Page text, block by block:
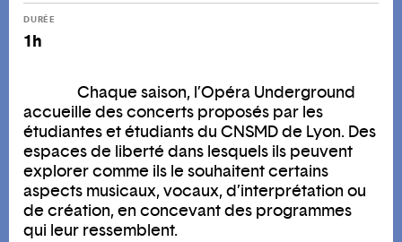
DURÉE
1h
Chaque saison, l’Opéra Underground
accueille des concerts proposés par les
étudiantes et étudiants du CNSMD de Lyon. Des
espaces de liberté dans lesquels ils peuvent
explorer comme ils le souhaitent certains
aspects musicaux, vocaux, d’interprétation ou
de création, en concevant des programmes
qui leur ressemblent.